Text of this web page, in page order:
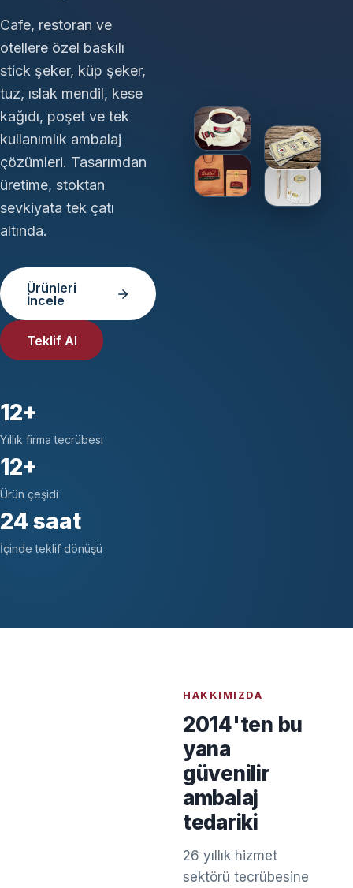
Cafe, restoran ve
otellere özel baskılı
stick şeker, küp şeker,
tuz, ıslak mendil, kese
kağıdı, poşet ve tek
kullanımlık ambalaj
çözümleri. Tasarımdan
üretime, stoktan
sevkiyata tek çatı
altında.
Ürünleri
İncele
Teklif Al
12+
Yıllık firma tecrübesi
12+
Ürün çeşidi
24 saat
İçinde teklif dönüşü
HAKKIMIZDA
2014'ten bu
yana
güvenilir
ambalaj
tedariki
26 yıllık hizmet
sektörü tecrübesine